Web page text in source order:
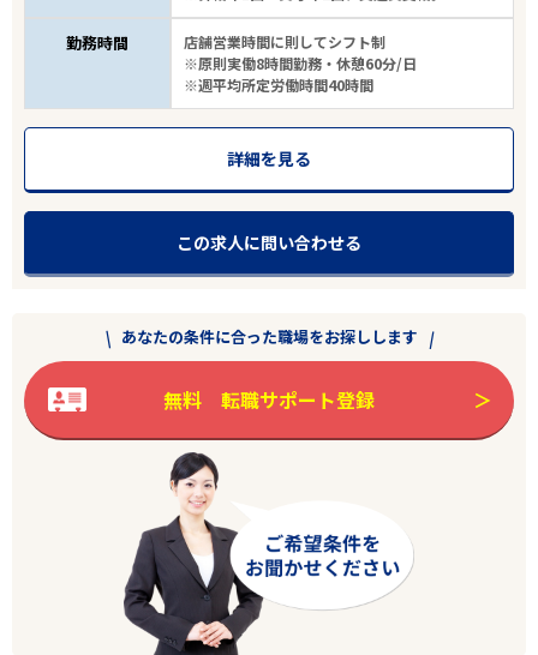
勤務時間
店舗営業時間に則してシフト制
※原則実働8時間勤務・休憩60分/日
※週平均所定労働時間40時間
詳細を見る
この求人に問い合わせる
あなたの条件に合った職場をお探しします
無料 転職サポート登録